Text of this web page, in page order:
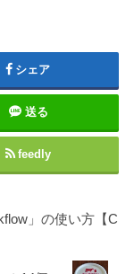
シェア
送る
feedly
」の使い方【C